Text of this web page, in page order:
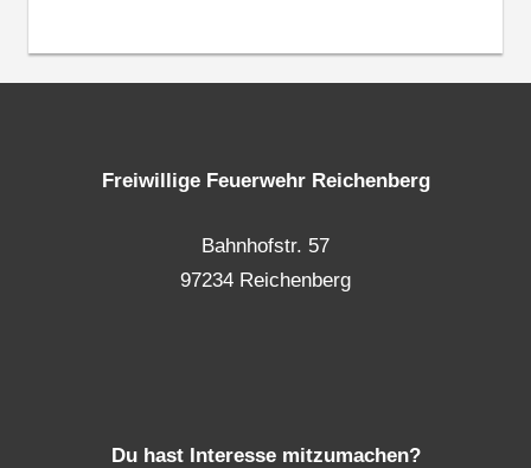
Freiwillige Feuerwehr Reichenberg
Bahnhofstr. 57
97234 Reichenberg
Du hast Interesse mitzumachen?